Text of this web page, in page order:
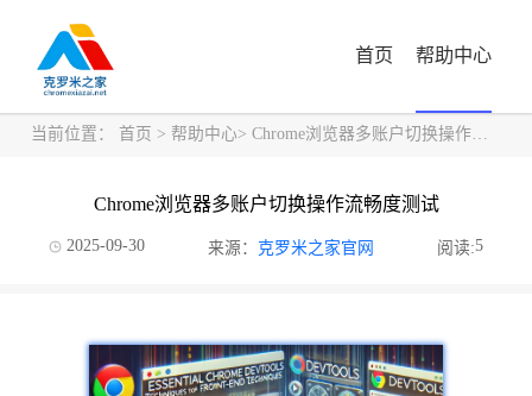
首页 帮助中心
当前位置： 首页 > 帮助中心> Chrome浏览器多账户切换操作流畅度测试
Chrome浏览器多账户切换操作流畅度测试
2025-09-30 来源： 克罗米之家官网 阅读:5